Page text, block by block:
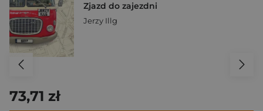
Zjazd do zajezdni
Jerzy Illg
73,71 zł